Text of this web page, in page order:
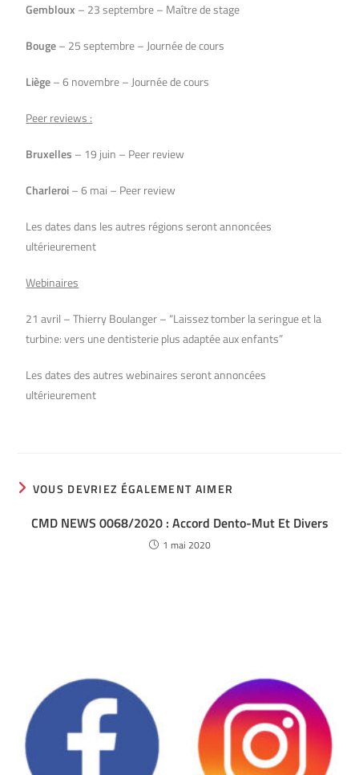
Gembloux – 23 septembre – Maître de stage
Bouge– 25 septembre – Journée de cours
Liège– 6 novembre – Journée de cours
Peer reviews :
Bruxelles – 19 juin – Peer review
Charleroi– 6 mai – Peer review
Les dates dans les autres régions seront annoncées
ultérieurement
Webinaires
21 avril – Thierry Boulanger – “Laissez tomber la seringue et la
turbine: vers une dentisterie plus adaptée aux enfants”
Les dates des autres webinaires seront annoncées
ultérieurement
VOUS DEVRIEZ ÉGALEMENT AIMER
CMD NEWS 0068/2020 : Accord Dento-Mut Et Divers
1 mai 2020